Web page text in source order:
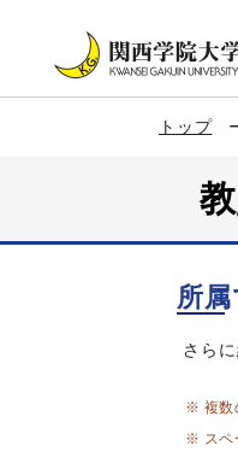
トップ
所
さら
複数
ス